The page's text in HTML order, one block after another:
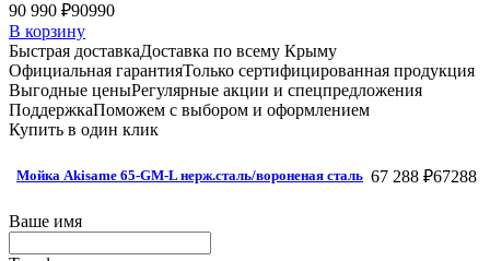
90 990 ₽90990
В корзину
Быстрая доставкаДоставка по всему Крыму
Официальная гарантияТолько сертифицированная продукция
Выгодные ценыРегулярные акции и спецпредложения
ПоддержкаПоможем с выбором и оформлением
Купить в один клик
Мойка Akisame 65-GM-L нерж.сталь/вороненая сталь 67 288 ₽67288
Ваше имя